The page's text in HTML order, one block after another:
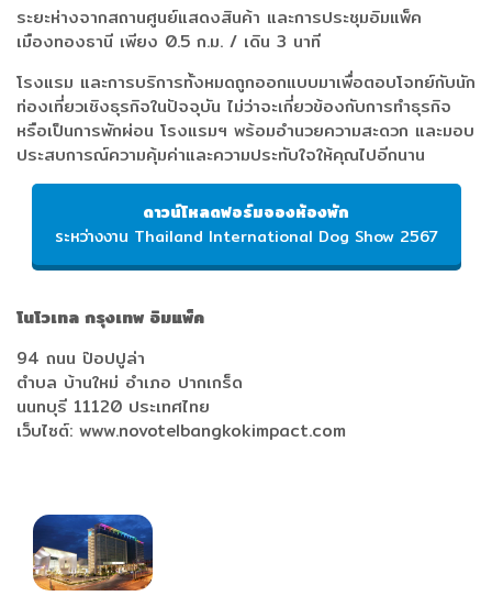
ระยะห่างจากสถานศูนย์แสดงสินค้า และการประชุมอิมแพ็ค
เมืองทองธานี เพียง 0.5 ก.ม. / เดิน 3 นาที
โรงแรม และการบริการทั้งหมดถูกออกแบบมาเพื่อตอบโจทย์กับนัก
ท่องเที่ยวเชิงธุรกิจในปัจจุบัน ไม่ว่าจะเกี่ยวข้องกับการทำธุรกิจ
หรือเป็นการพักผ่อน โรงแรมฯ พร้อมอำนวยความสะดวก และมอบ
ประสบการณ์ความคุ้มค่าและความประทับใจให้คุณไปอีกนาน
ดาวน์โหลดฟอร์มจองห้องพัก
ระหว่างงาน Thailand International Dog Show 2567
โนโวเทล กรุงเทพ อิมแพ็ค
94 ถนน ป๊อปปูล่า
ตำบล บ้านใหม่ อำเภอ ปากเกร็ด
นนทบุรี 11120 ประเทศไทย
เว็บไซต์: www.novotelbangkokimpact.com